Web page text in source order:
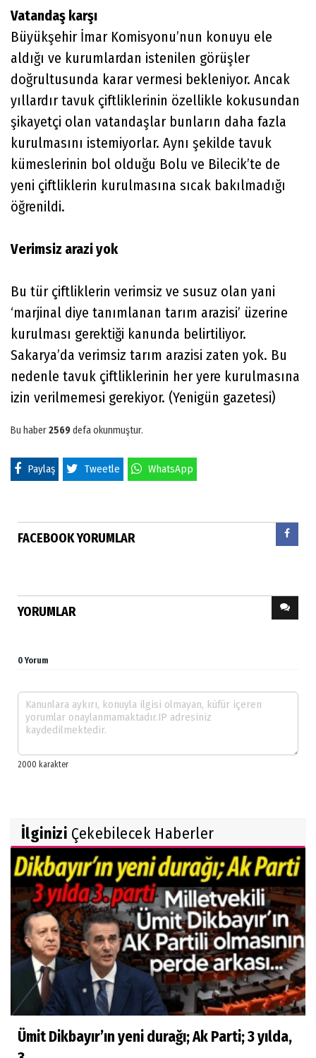
Vatandaş karşı
Büyükşehir İmar Komisyonu’nun konuyu ele
aldığı ve kurumlardan istenilen görüşler
doğrultusunda karar vermesi bekleniyor. Ancak
yıllardır tavuk çiftliklerinin özellikle kokusundan
şikayetçi olan vatandaşlar bunların daha fazla
kurulmasını istemiyorlar. Aynı şekilde tavuk
kümeslerinin bol olduğu Bolu ve Bilecik’te de
yeni çiftliklerin kurulmasına sıcak bakılmadığı
öğrenildi.
Verimsiz arazi yok
Bu tür çiftliklerin verimsiz ve susuz olan yani
‘marjinal diye tanımlanan tarım arazisi’ üzerine
kurulması gerektiği kanunda belirtiliyor.
Sakarya’da verimsiz tarım arazisi zaten yok. Bu
nedenle tavuk çiftliklerinin her yere kurulmasına
izin verilmemesi gerekiyor. (Yenigün gazetesi)
Bu haber2569defa okunmuştur.
Paylaş Tweetle WhatsApp
FACEBOOK YORUMLAR
YORUMLAR
0 Yorum
İlginizi Çekebilecek Haberler
Ümit Dikbayır’ın yeni durağı; Ak Parti; 3 yılda,